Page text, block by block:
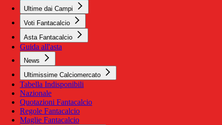
Ultime dai Campi
Voti Fantacalcio
Asta Fantacalcio
Guida all'asta
News
Ultimissime Calciomercato
Tabella Indisponibili
Nazionale
Quotazioni Fantacalcio
Regole Fantacalcio
Maglie Fantacalcio